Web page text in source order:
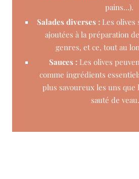
pains…).
Salades diverses : Les
ajoutées à la préparation
genres, et ce, tout au
Sauces : Les olives
comme ingrédients
plus savoureux les uns que
sauté de